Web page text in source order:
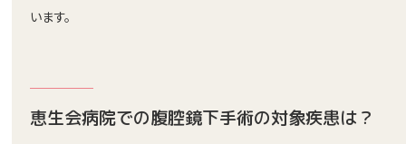
います。
恵生会病院での腹腔鏡下手術の対象疾患は？